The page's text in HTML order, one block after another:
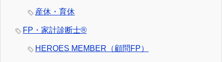
産休・育休
FP・家計診断士®
HEROES MEMBER（顧問FP）